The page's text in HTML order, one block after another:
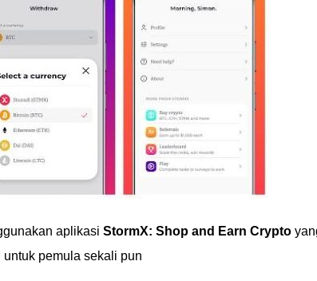
aplikasi StormX: Shop and Earn Crypto
pemula sekali pun